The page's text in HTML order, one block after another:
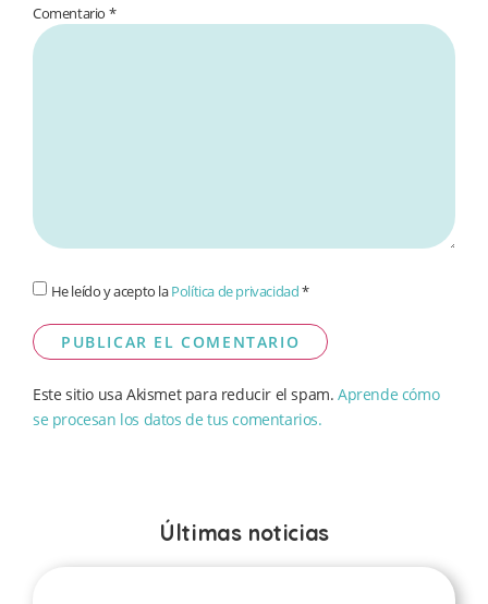
Comentario *
He leído y acepto laPolítica de privacidad*
Este sitio usa Akismet para reducir el spam.Aprende cómo
se procesan los datos de tus comentarios.
Últimas noticias